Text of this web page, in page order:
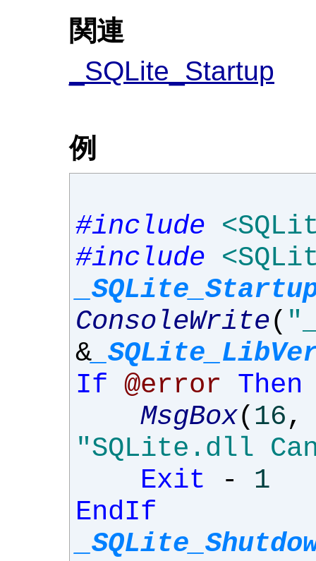
関連
_SQLite_Startup
例
#include
#include
ConsoleWrite(
&
If @error Then
MsgBox( 16,
"SQLite.dll
Exit
-
1
EndIf